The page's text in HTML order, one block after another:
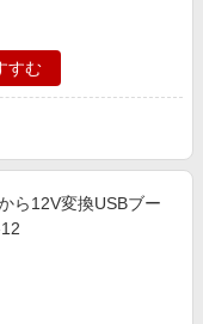
すむ
ら12V変換USBブー